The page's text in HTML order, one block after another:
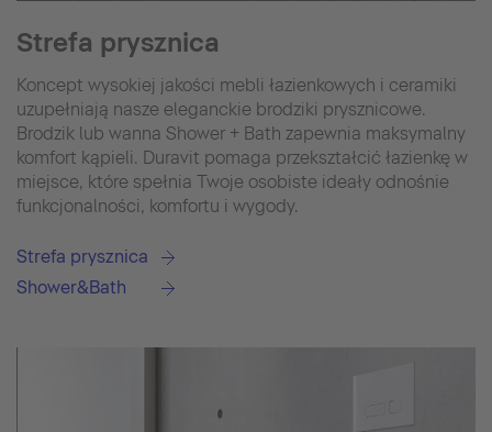
Strefa prysznica
Koncept wysokiej jakości mebli łazienkowych i ceramiki
uzupełniają nasze eleganckie brodziki prysznicowe.
Brodzik lub wanna Shower + Bath zapewnia maksymalny
komfort kąpieli. Duravit pomaga przekształcić łazienkę w
miejsce, które spełnia Twoje osobiste ideały odnośnie
funkcjonalności, komfortu i wygody.
Strefa prysznica
Shower&Bath